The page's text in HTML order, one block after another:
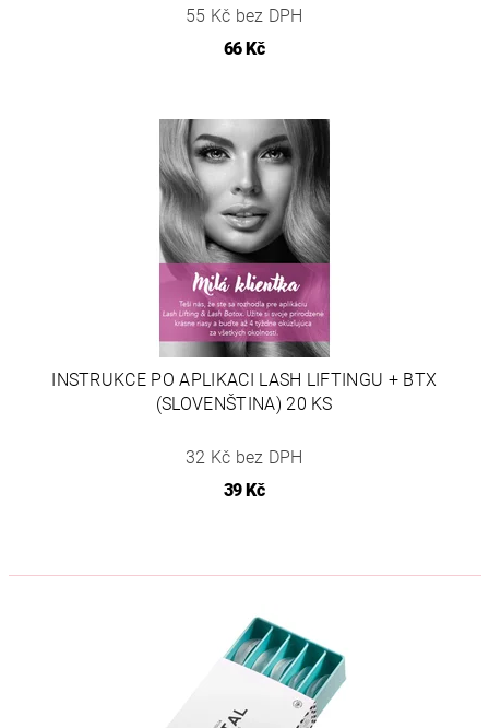
55 Kč bez DPH
66 Kč
INSTRUKCE PO APLIKACI LASH LIFTINGU + BTX
(SLOVENŠTINA) 20 KS
32 Kč bez DPH
39 Kč